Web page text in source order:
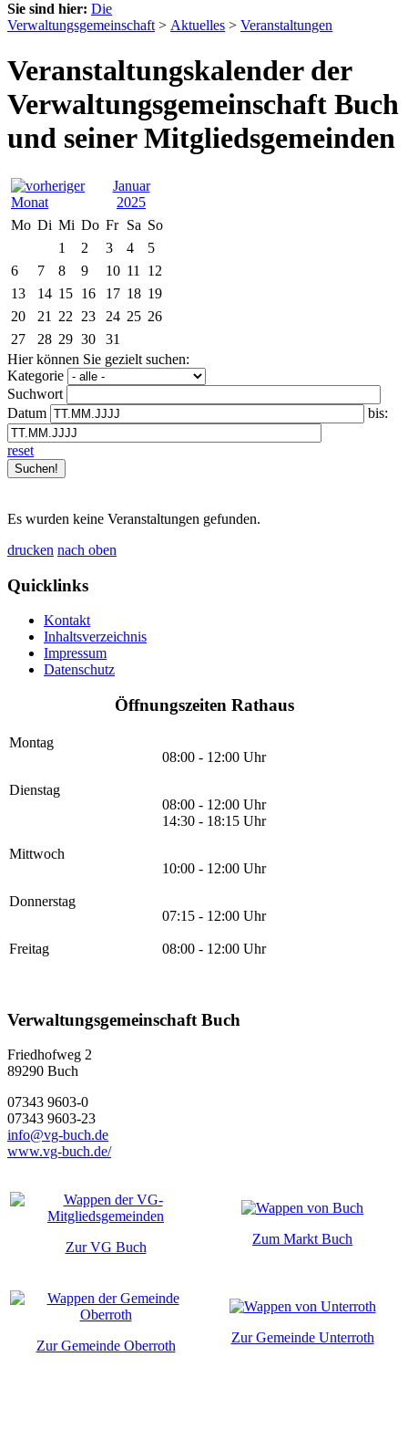
Sie sind hier: Die
Verwaltungsgemeinschaft > Aktuelles > Veranstaltungen
Veranstaltungskalender der
Verwaltungsgemeinschaft Buch
und seiner Mitgliedsgemeinden
Januar
2025
Mo Di Mi Do Fr Sa So
1
2 3 4
5
6
7 8 9 10 11
12
13
14 15 16 17 18 19
20
21 22 23 24 25 26
27
28 29 30
31
Hier können Sie gezielt suchen:
Kategorie
Suchwort
Datum
bis:
reset
Es wurden keine Veranstaltungen gefunden.
drucken nach oben
Quicklinks
Kontakt
Inhaltsverzeichnis
Impressum
Datenschutz
Öffnungszeiten Rathaus
Montag
08:00 - 12:00 Uhr
Dienstag
08:00 - 12:00 Uhr
14:30 - 18:15 Uhr
Mittwoch
10:00 - 12:00 Uhr
Donnerstag
07:15 - 12:00 Uhr
Freitag 08:00 - 12:00 Uhr
Verwaltungsgemeinschaft Buch
Friedhofweg 2
89290 Buch
07343 9603-0
07343 9603-23
info@vg-buch.de
www.vg-buch.de/
Zur VG Buch
Zum Markt Buch
Zur Gemeinde Oberroth
Zur Gemeinde Unterroth